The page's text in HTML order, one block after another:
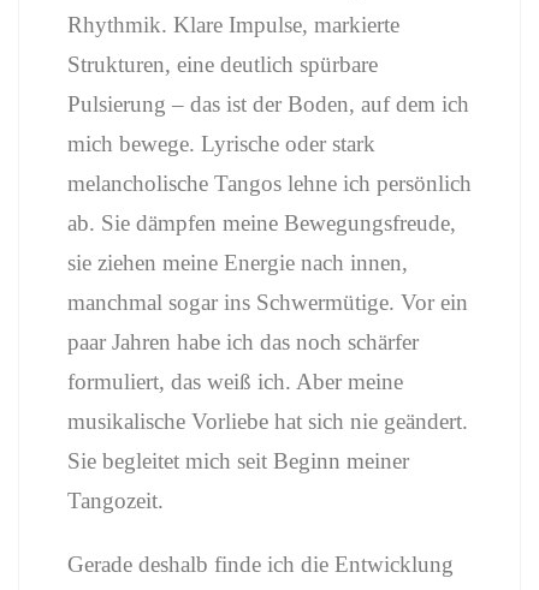
Rhythmik. Klare Impulse, markierte
Strukturen, eine deutlich spürbare
Pulsierung – das ist der Boden, auf dem ich
mich bewege. Lyrische oder stark
melancholische Tangos lehne ich persönlich
ab. Sie dämpfen meine Bewegungsfreude,
sie ziehen meine Energie nach innen,
manchmal sogar ins Schwermütige. Vor ein
paar Jahren habe ich das noch schärfer
formuliert, das weiß ich. Aber meine
musikalische Vorliebe hat sich nie geändert.
Sie begleitet mich seit Beginn meiner
Tangozeit.
Gerade deshalb finde ich die Entwicklung